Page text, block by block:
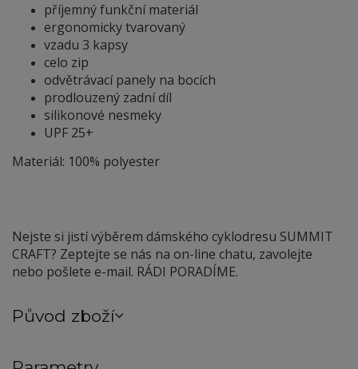
příjemný funkční materiál
ergonomicky tvarovaný
vzadu 3 kapsy
celo zip
odvětrávací panely na bocích
prodlouzený zadní díl
silikonové nesmeky
UPF 25+
Materiál: 100% polyester
Nejste si jistí výběrem dámského cyklodresu SUMMIT
CRAFT? Zeptejte se nás na on-line chatu, zavolejte
nebo pošlete e-mail. RÁDI PORADÍME.
Původ zboží